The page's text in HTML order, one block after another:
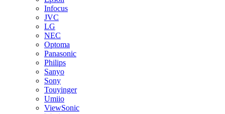
Infocus
JVC
LG
NEC
Optoma
Panasonic
Philips
Sanyo
Sony
Touyinger
Umiio
ViewSonic